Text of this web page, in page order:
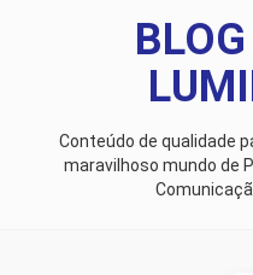
Conteúdo de qualidade
maravilhoso mundo de